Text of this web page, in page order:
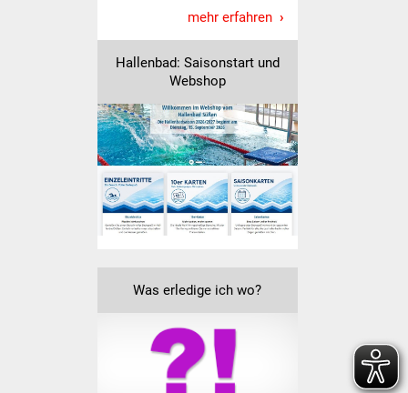
Jugendhaus
Fachteam Jugend
Kinder- und
Familienzentrum
Stadtwerke
Gesundheit und Notfall
mehr erfahren
Hallenbad: Saisonstart und
Webshop
Was erledige ich wo?